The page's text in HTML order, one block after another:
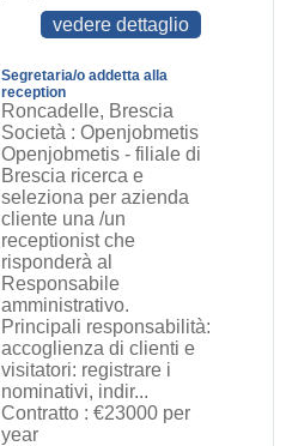
vedere dettaglio
Segretaria/o addetta alla
reception
Roncadelle, Brescia
Società : Openjobmetis
Openjobmetis - filiale di
Brescia ricerca e
seleziona per azienda
cliente una /un
receptionist che
risponderà al
Responsabile
amministrativo.
Principali responsabilità:
accoglienza di clienti e
visitatori: registrare i
nominativi, indir...
Contratto : €23000 per
year